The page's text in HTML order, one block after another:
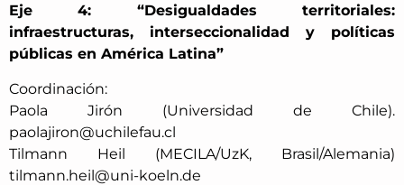
Eje 4: “Desigualdades territoriales:
infraestructuras, interseccionalidad y políticas
públicas en América Latina”
Coordinación:
Paola Jirón (Universidad de Chile).
paolajiron@uchilefau.cl
Tilmann Heil (MECILA/UzK, Brasil/Alemania)
tilmann.heil@uni-koeln.de